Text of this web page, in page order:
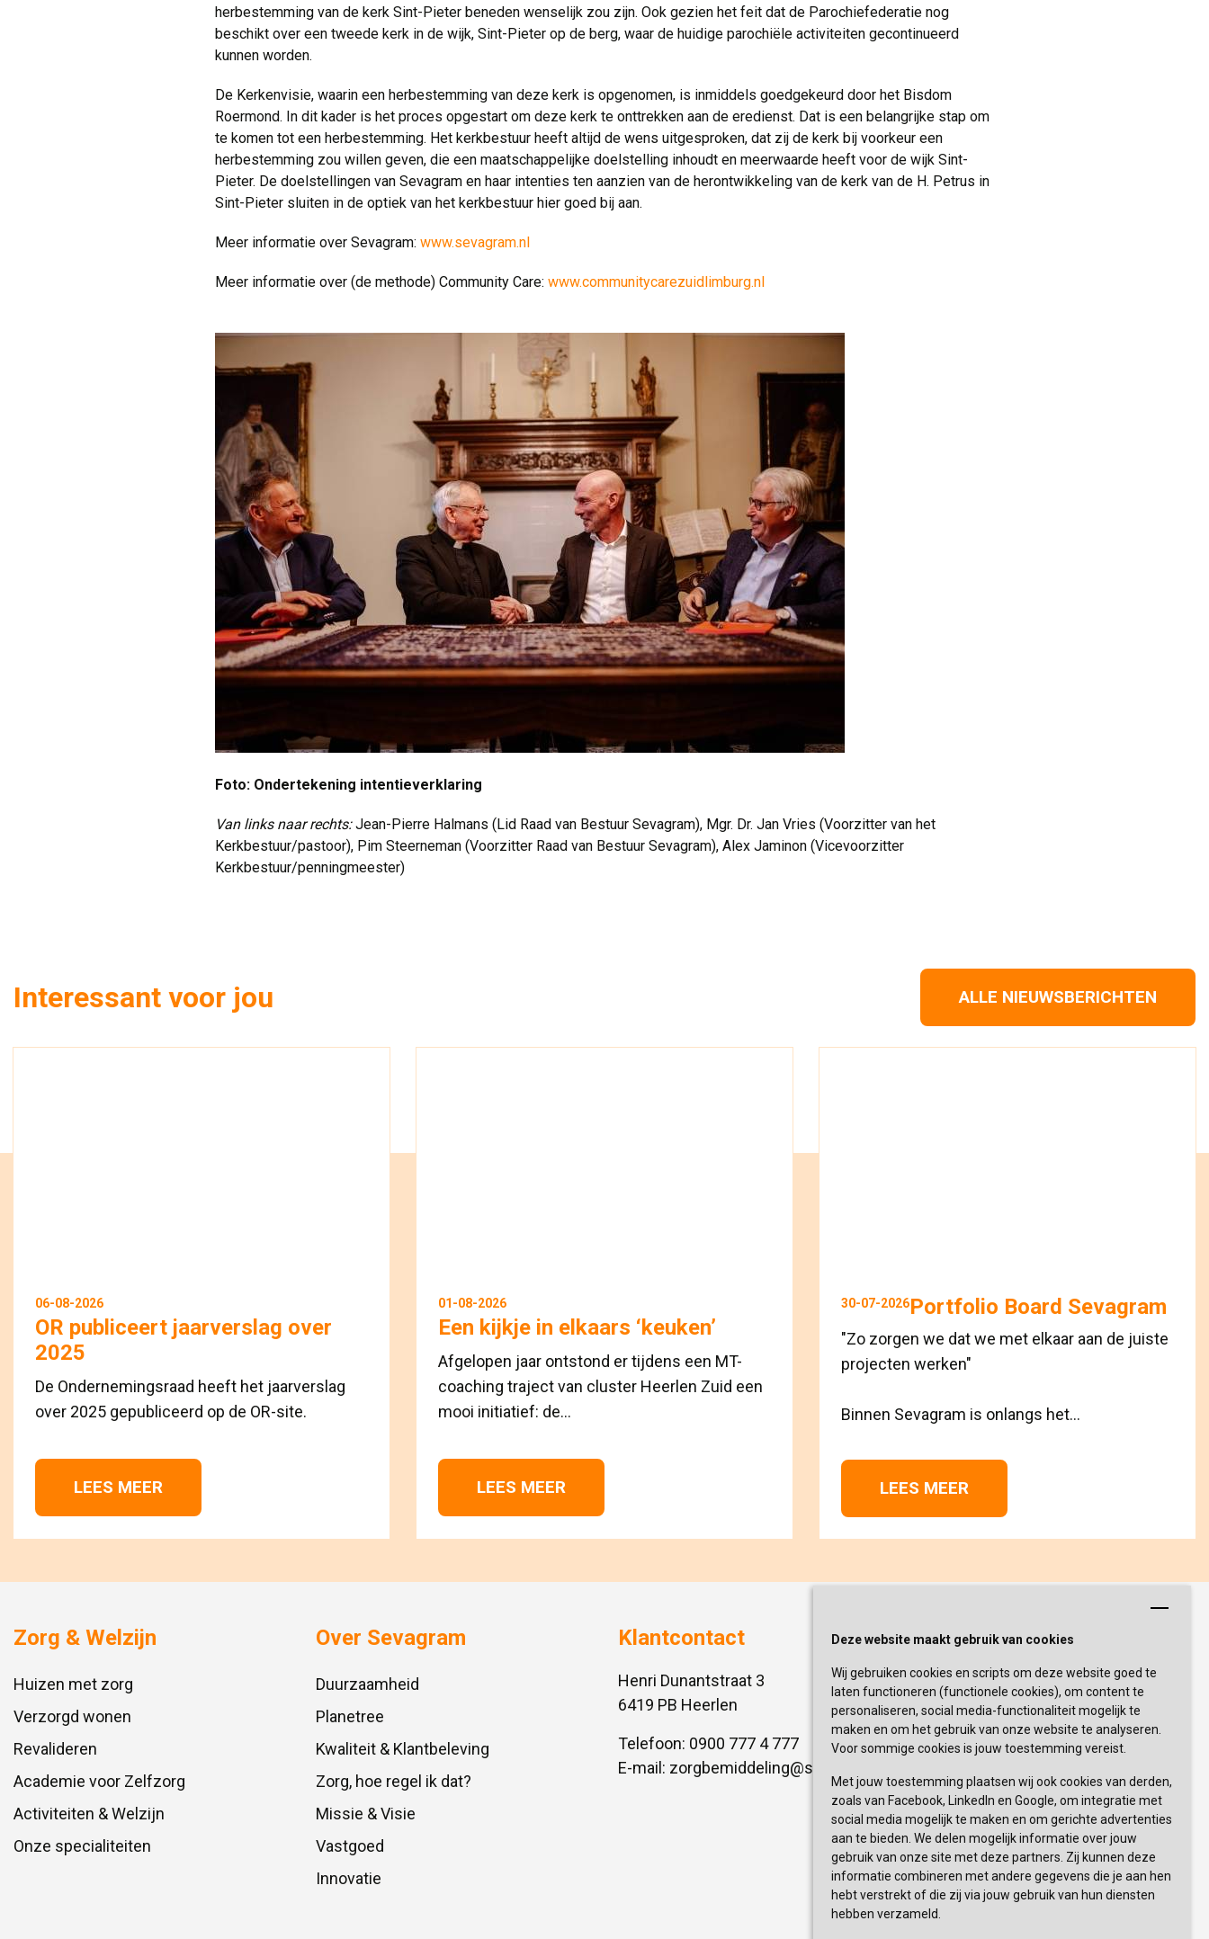
Deze website maakt gebruik van cookies
Wij gebruiken cookies en scripts om deze website goed te
laten functioneren (functionele cookies), om content te
personaliseren, social media-functionaliteit mogelijk te
maken en om het gebruik van onze website te analyseren.
Voor sommige cookies is jouw toestemming vereist.
Met jouw toestemming plaatsen wij ook cookies van derden,
zoals van Facebook, LinkedIn en Google, om integratie met
social media mogelijk te maken en om gerichte advertenties
aan te bieden. We delen mogelijk informatie over jouw
gebruik van onze site met deze partners. Zij kunnen deze
informatie combineren met andere gegevens die je aan hen
hebt verstrekt of die zij via jouw gebruik van hun diensten
hebben verzameld.
herbestemming van de kerk Sint-Pieter beneden wenselijk zou zijn. Ook gezien het feit dat de Parochiefederatie nog
beschikt over een tweede kerk in de wijk, Sint-Pieter op de berg, waar de huidige parochiële activiteiten gecontinueerd
kunnen worden.
De Kerkenvisie, waarin een herbestemming van deze kerk is opgenomen, is inmiddels goedgekeurd door het Bisdom
Roermond. In dit kader is het proces opgestart om deze kerk te onttrekken aan de eredienst. Dat is een belangrijke stap om
te komen tot een herbestemming. Het kerkbestuur heeft altijd de wens uitgesproken, dat zij de kerk bij voorkeur een
herbestemming zou willen geven, die een maatschappelijke doelstelling inhoudt en meerwaarde heeft voor de wijk Sint-
Pieter. De doelstellingen van Sevagram en haar intenties ten aanzien van de herontwikkeling van de kerk van de H. Petrus in
Sint-Pieter sluiten in de optiek van het kerkbestuur hier goed bij aan.
Meer informatie over Sevagram: www.sevagram.nl
Meer informatie over (de methode) Community Care: www.communitycarezuidlimburg.nl
Foto: Ondertekening intentieverklaring
Van links naar rechts:Jean-Pierre Halmans (Lid Raad van Bestuur Sevagram), Mgr. Dr. Jan Vries (Voorzitter van het
Kerkbestuur/pastoor), Pim Steerneman (Voorzitter Raad van Bestuur Sevagram), Alex Jaminon (Vicevoorzitter
Kerkbestuur/penningmeester)
Interessant voor jou ALLE NIEUWSBERICHTEN
06-08-2026
OR publiceert jaarverslag over
2025
De Ondernemingsraad heeft het jaarverslag
over 2025 gepubliceerd op de OR-site.
LEES MEER
01-08-2026
Een kijkje in elkaars ‘keuken’
Afgelopen jaar ontstond er tijdens een MT-
coaching traject van cluster Heerlen Zuid een
mooi initiatief: de...
LEES MEER
30-07-2026Portfolio Board Sevagram
"Zo zorgen we dat we met elkaar aan de juiste
projecten werken"
Binnen Sevagram is onlangs het...
LEES MEER
Zorg & Welzijn
Huizen met zorg
Verzorgd wonen
Revalideren
Academie voor Zelfzorg
Activiteiten & Welzijn
Onze specialiteiten
Over Sevagram
Duurzaamheid
Planetree
Kwaliteit & Klantbeleving
Zorg, hoe regel ik dat?
Missie & Visie
Vastgoed
Innovatie
Klantcontact
Henri Dunantstraat 3
6419 PB Heerlen
Telefoon: 0900 777 4 777
E-mail: zorgbemiddeling@sevagram.nl
Schrijf je nu in!
Blijf op de hoogte van de laatste
activiteiten en nieuwtjes met onze
nieuwsbrief
INSCHRIJVEN